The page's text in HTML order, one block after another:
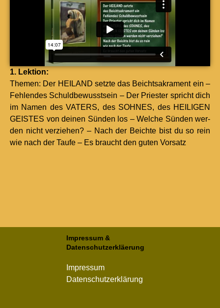
1. Lek­tion:
The­men: Der HEILAND set­zte das Beicht­sakra­ment ein –
Fehlen­des Schuld­be­wusst­sein – Der Priester spricht dich
im Namen des VATERS, des SOHNES, des HEILIGEN
GEISTES von deinen Sün­den los – Welche Sün­den wer­
den nicht verziehen? – Nach der Beichte bist du so rein
wie nach der Taufe – Es braucht den guten Vor­satz
Impressum &
Datenschutzerkläerung
Impressum
Datenschutzerklärung